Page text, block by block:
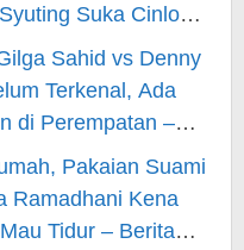
Suka Cinlok?
Sahid vs Denny
Terkenal, Ada
di Perempatan –
Pakaian Suami
Ramadhani Kena
Tidur – Berita